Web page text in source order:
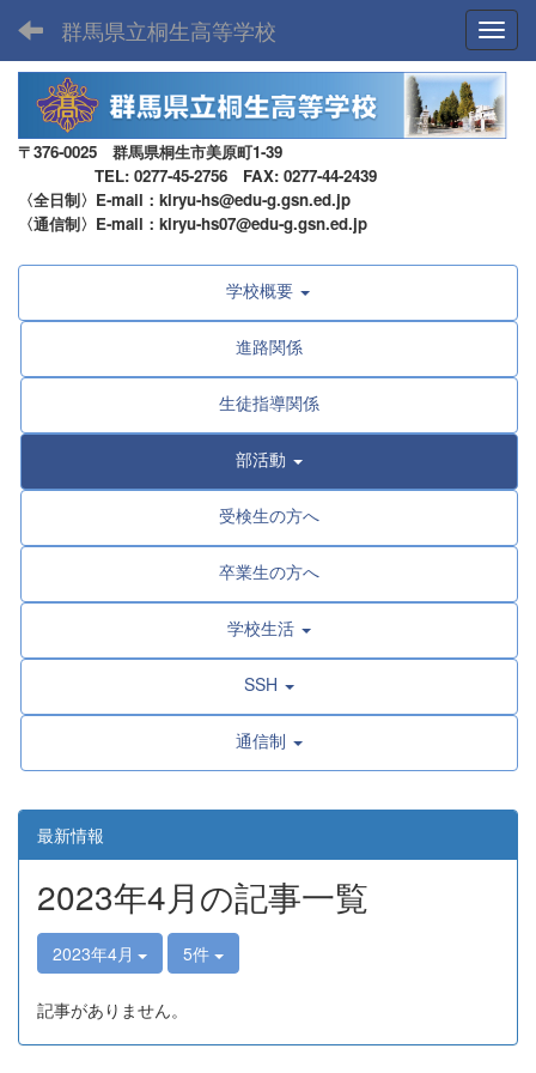
群馬県立桐生高等学校
〒376-0025 群馬県桐生市美原町1-39
TEL: 0277-45-2756 FAX: 0277-44-2439
〈全日制〉E-mail：kiryu-hs@edu-g.gsn.ed.jp
〈通信制〉E-mail：kiryu-hs07@edu-g.gsn.ed.jp
学校概要
進路関係
生徒指導関係
部活動
受検生の方へ
卒業生の方へ
学校生活
SSH
通信制
最新情報
2023年4月の記事一覧
2023年4月 5件
記事がありません。